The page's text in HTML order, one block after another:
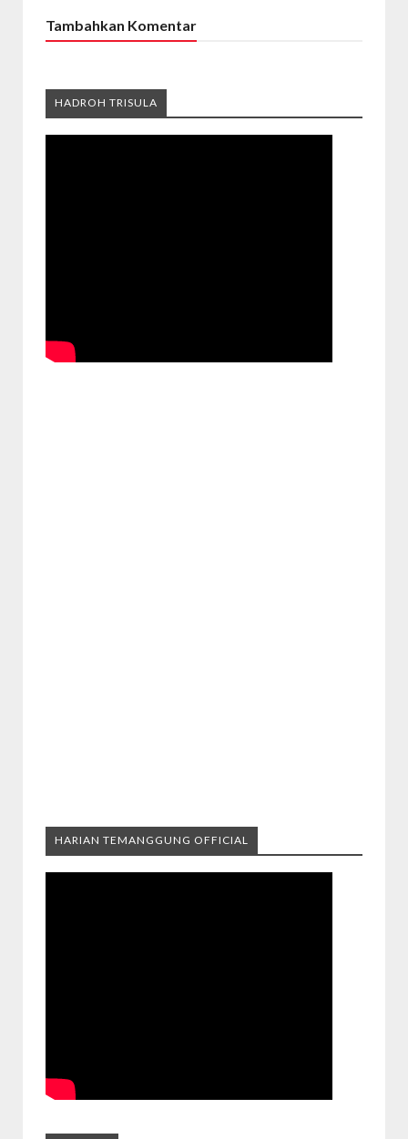
Tambahkan Komentar
HADROH TRISULA
HARIAN TEMANGGUNG OFFICIAL